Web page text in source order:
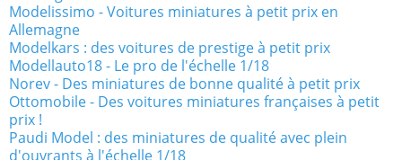
Modelissimo - Voitures miniatures à petit prix en
Allemagne
Modelkars : des voitures de prestige à petit prix
Modellauto18 - Le pro de l'échelle 1/18
Norev - Des miniatures de bonne qualité à petit prix
Ottomobile - Des voitures miniatures françaises à petit
prix !
Paudi Model : des miniatures de qualité avec plein
d'ouvrants à l'échelle 1/18